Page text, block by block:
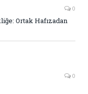
0
Ortak Hafızadan
0